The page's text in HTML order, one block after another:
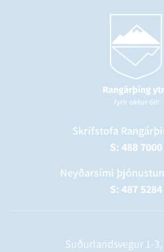
Skrifstofa
S: 488 7000
Neyðarsími
S: 487 5284
Suðurlandsvegur 1-